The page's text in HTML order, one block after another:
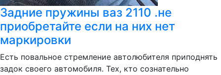
Задние пружины ваз 2110 .не
приобретайте если на них нет
маркировки
Есть повальное стремление автолюбителя приподнять
задок своего автомобиля. Тех, кто сознательно